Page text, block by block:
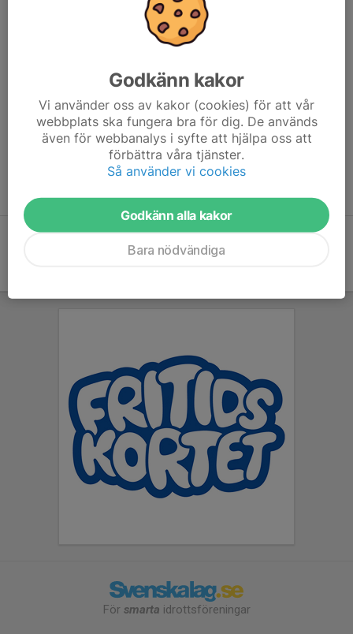
– kl. 15.00 & 16.30
– Kl. 12:00 & 13:30
– Kl. 15:00 (endast 1 omgång)
Alla matcher i Ex-huset.
var alltid på plats minst 30 minuter innan starttid.
För smarta idrottsföreningar
Godkänn kakor
Vi använder oss av kakor (cookies) för att vår
webbplats ska fungera bra för dig. De används
även för webbanalys i syfte att hjälpa oss att
förbättra våra tjänster.
Så använder vi cookies
Godkänn alla kakor
Bara nödvändiga